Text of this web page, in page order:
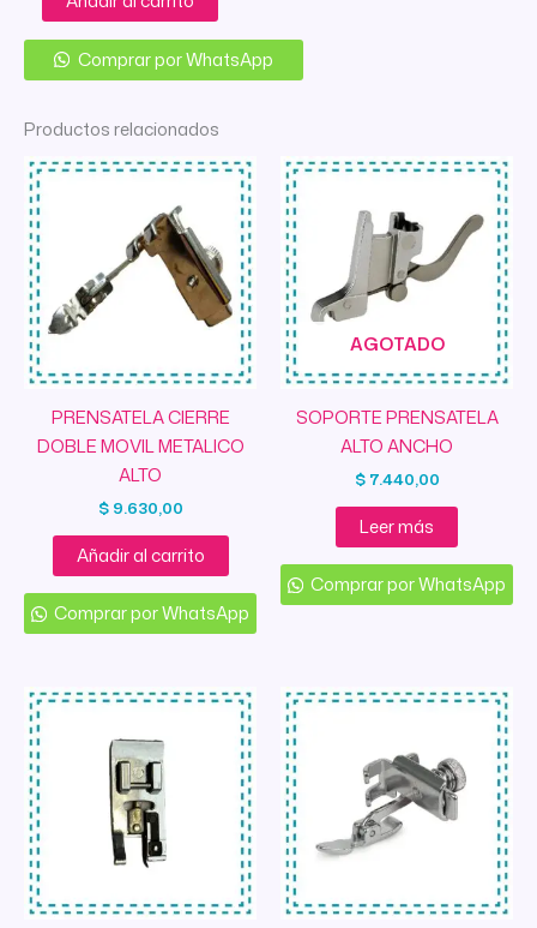
PRENSATELA
OVERLOCK
GODECO
LOCK
cantidad
Comprar por WhatsApp
Productos relacionados
PRENSATELA CIERRE
DOBLE MOVIL METALICO
ALTO
$9.630,00
Añadir al carrito
Comprar por WhatsApp
AGOTADO
SOPORTE PRENSATELA
ALTO ANCHO
$7.440,00
Leer más
Comprar por WhatsApp